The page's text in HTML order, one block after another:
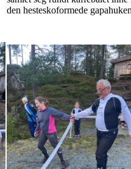
den hesteskoformede